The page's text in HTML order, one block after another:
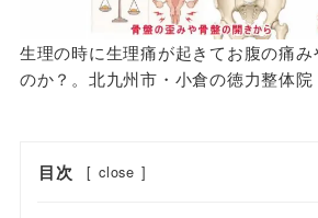
生理の時に生理痛が起きてお腹の痛
のか？。北九州市・小倉の徳力整体院
目次 [ close ]